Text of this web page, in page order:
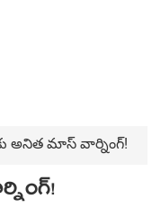
అనిత మాస్ వార్నింగ్!